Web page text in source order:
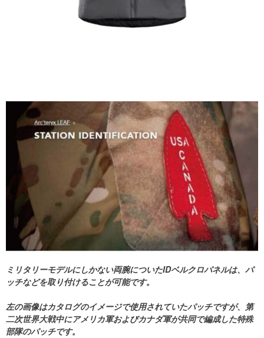
ミリタリーモデルにしかない両腕についたIDベルクロパネルは、パ
ッチなどを取り付けることが可能です。
左の画像はカタログのイメージで使用されていたパッチですが、第
二次世界大戦中にアメリカ軍およびカナダ軍が共同で編成した特殊
部隊のパッチです。